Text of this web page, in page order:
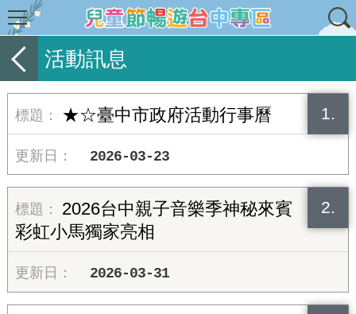
活動訊息
1.
★☆臺中市政府活動行事曆
2026-03-23
2.
2026台中親子音樂季神秘來賓
彩虹小馬獨家亮相
2026-03-31